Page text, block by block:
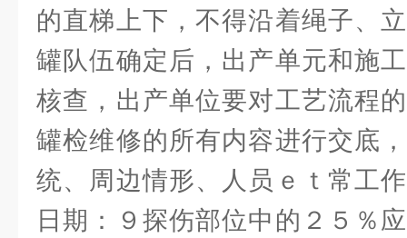
的直梯上下，不得沿着绳子、
罐队伍确定后，出产单元和施
核查，出产单位要对工艺流程
罐检维修的所有内容进行交底
统、周边情形、人员ｅｔ常工
日期：９探伤部位中的２５％